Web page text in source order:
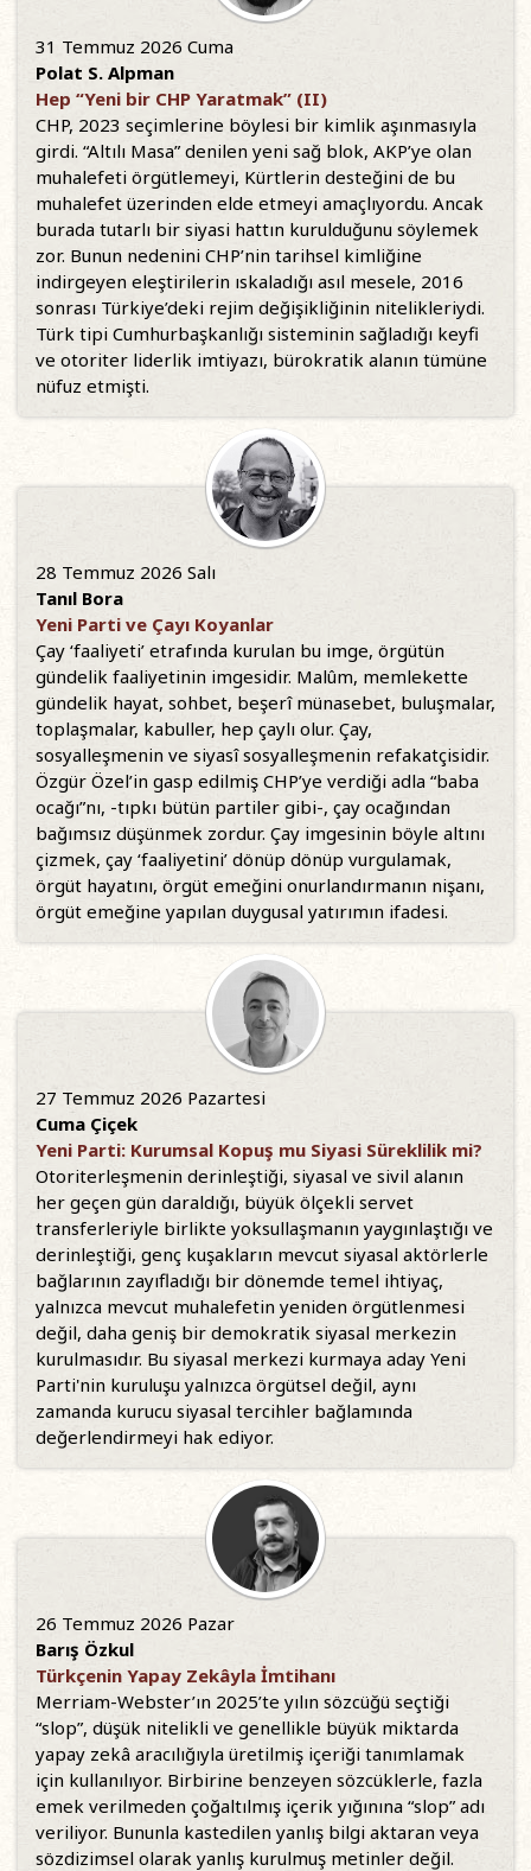
31 Temmuz 2026 Cuma
Polat S. Alpman
Hep “Yeni bir CHP Yaratmak” (II)
CHP, 2023 seçimlerine böylesi bir kimlik aşınmasıyla
girdi. “Altılı Masa” denilen yeni sağ blok, AKP’ye olan
muhalefeti örgütlemeyi, Kürtlerin desteğini de bu
muhalefet üzerinden elde etmeyi amaçlıyordu. Ancak
burada tutarlı bir siyasi hattın kurulduğunu söylemek
zor. Bunun nedenini CHP’nin tarihsel kimliğine
indirgeyen eleştirilerin ıskaladığı asıl mesele, 2016
sonrası Türkiye’deki rejim değişikliğinin nitelikleriydi.
Türk tipi Cumhurbaşkanlığı sisteminin sağladığı keyfi
ve otoriter liderlik imtiyazı, bürokratik alanın tümüne
nüfuz etmişti.
28 Temmuz 2026 Salı
Tanıl Bora
Yeni Parti ve Çayı Koyanlar
Çay ‘faaliyeti’ etrafında kurulan bu imge, örgütün
gündelik faaliyetinin imgesidir. Malûm, memlekette
gündelik hayat, sohbet, beşerî münasebet, buluşmalar,
toplaşmalar, kabuller, hep çaylı olur. Çay,
sosyalleşmenin ve siyasî sosyalleşmenin refakatçisidir.
Özgür Özel’in gasp edilmiş CHP’ye verdiği adla “baba
ocağı”nı, -tıpkı bütün partiler gibi-, çay ocağından
bağımsız düşünmek zordur. Çay imgesinin böyle altını
çizmek, çay ‘faaliyetini’ dönüp dönüp vurgulamak,
örgüt hayatını, örgüt emeğini onurlandırmanın nişanı,
örgüt emeğine yapılan duygusal yatırımın ifadesi.
27 Temmuz 2026 Pazartesi
Cuma Çiçek
Yeni Parti: Kurumsal Kopuş mu Siyasi Süreklilik mi?
Otoriterleşmenin derinleştiği, siyasal ve sivil alanın
her geçen gün daraldığı, büyük ölçekli servet
transferleriyle birlikte yoksullaşmanın yaygınlaştığı ve
derinleştiği, genç kuşakların mevcut siyasal aktörlerle
bağlarının zayıfladığı bir dönemde temel ihtiyaç,
yalnızca mevcut muhalefetin yeniden örgütlenmesi
değil, daha geniş bir demokratik siyasal merkezin
kurulmasıdır. Bu siyasal merkezi kurmaya aday Yeni
Parti'nin kuruluşu yalnızca örgütsel değil, aynı
zamanda kurucu siyasal tercihler bağlamında
değerlendirmeyi hak ediyor.
26 Temmuz 2026 Pazar
Barış Özkul
Türkçenin Yapay Zekâyla İmtihanı
Merriam-Webster’ın 2025’te yılın sözcüğü seçtiği
“slop”, düşük nitelikli ve genellikle büyük miktarda
yapay zekâ aracılığıyla üretilmiş içeriği tanımlamak
için kullanılıyor. Birbirine benzeyen sözcüklerle, fazla
emek verilmeden çoğaltılmış içerik yığınına “slop” adı
veriliyor. Bununla kastedilen yanlış bilgi aktaran veya
sözdizimsel olarak yanlış kurulmuş metinler değil.